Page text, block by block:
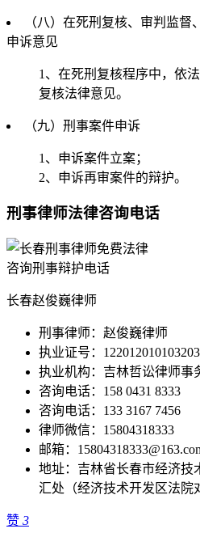
（八）在死刑复核、审判监
申诉意见
1、在死刑复核程序中，依
复核法律意见。
（九）刑事案件申诉
1、申诉案件立案；
2、申诉再审案件的辩护。
刑事律师法律咨询电话
长春赵俊巍律师
刑事律师：赵俊巍律师
执业证号：
执业机构：吉林哲讼律师事
咨询电话：158 0431 8333
咨询电话：133 3167 7456
律师微信：15804318333
邮箱：
地址：吉林省长春市经济技
汇处（经济技术开发区法院
赞 3